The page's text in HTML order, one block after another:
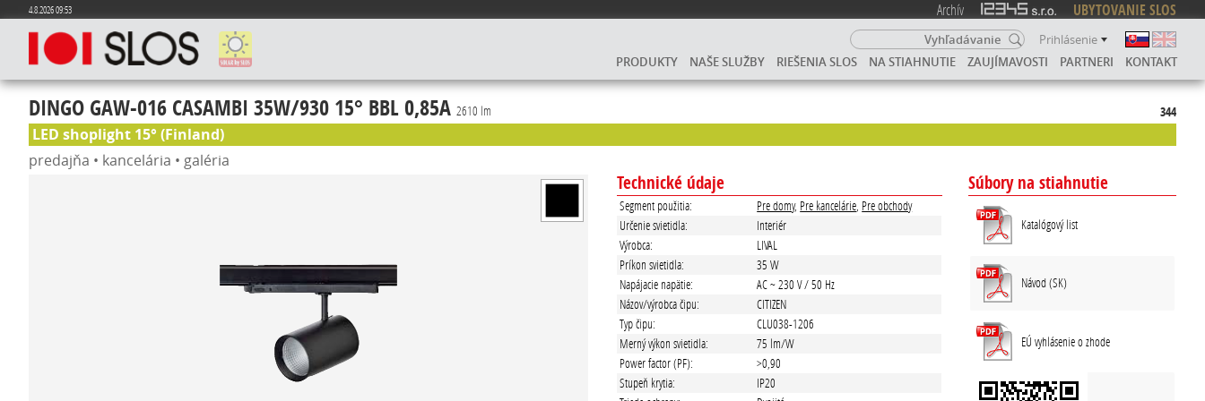
4.8.2026 09:53 Archív UBYTOVANIE SLOS
Prihlásenie
PRODUKTY
NAŠE SLUŽBY RIEŠENIA SLOS NA STIAHNUTIE ZAUJÍMAVOSTI PARTNERI KONTAKT
DINGO GAW-016 CASAMBI 35W/930 15° BBL 0,85A 2610 lm 344
LED shoplight 15° (Finland)
predajňa • kancelária • galéria
Technické údaje
Segment použitia: Pre domy, Pre kancelárie Pre obchody
Určenie svietidla:
Interiér
Výrobca:
LIVAL
Príkon svietidla:
35 W
Napájacie napätie:
AC ~ 230 V / 50 Hz
Názov/výrobca čipu:
CITIZEN
Typ čipu:
CLU038-1206
Merný výkon svietidla:
75 lm/W
Power factor (PF):
>0,90
Stupeň krytia:
IP20
Súbory na stiahnutie
Katalógový list
Návod (SK)
EÚ vyhlásenie o zhode